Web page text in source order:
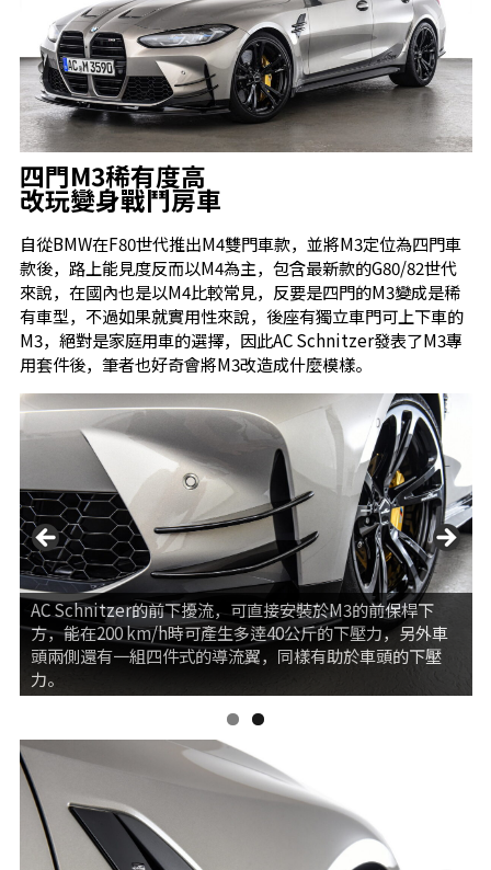
四門M3稀有度高
改玩變身戰鬥房車
自從BMW在F80世代推出M4雙門車款，並將M3定位為四門車
款後，路上能見度反而以M4為主，包含最新款的G80/82世代
來說，在國內也是以M4比較常見，反要是四門的M3變成是稀
有車型，不過如果就實用性來說，後座有獨立車門可上下車的
M3，絕對是家庭用車的選擇，因此AC Schnitzer發表了M3專
用套件後，筆者也好奇會將M3改造成什麼模樣。
AC Schnitzer的前下擾流，可直接安裝於M3的前保桿下
方，能在200 km/h時可產生多逹40公斤的下壓力，另外車
頭兩側還有一組四件式的導流翼，同樣有助於車頭的下壓
力。